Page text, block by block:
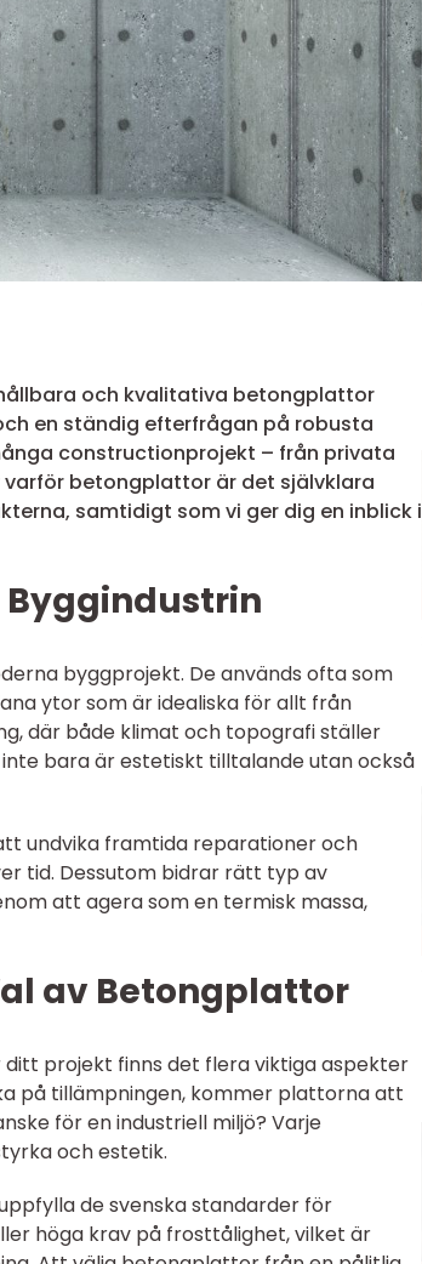
och kvalitativa betongplattor
en ständig efterfrågan på robusta
constructionprojekt – från privata
betongplattor är det självklara
samtidigt som vi ger dig en inblick i
byggprojekt. De används ofta som
ytor som är idealiska för allt från
där både klimat och topografi ställer
bara är estetiskt tilltalande utan också
undvika framtida reparationer och
tid. Dessutom bidrar rätt typ av
att agera som en termisk massa,
av Betongplattor
projekt finns det flera viktiga aspekter
på tillämpningen, kommer plattorna att
för en industriell miljö? Varje
och estetik.
de svenska standarder för
höga krav på frosttålighet, vilket är